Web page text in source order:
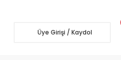
Üye Girişi / Kaydol